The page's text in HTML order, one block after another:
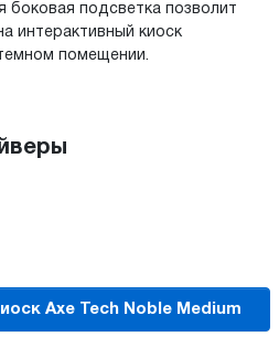
боковая подсветка позволит
интерактивный киоск
помещении.
Axe Tech Noble Medium